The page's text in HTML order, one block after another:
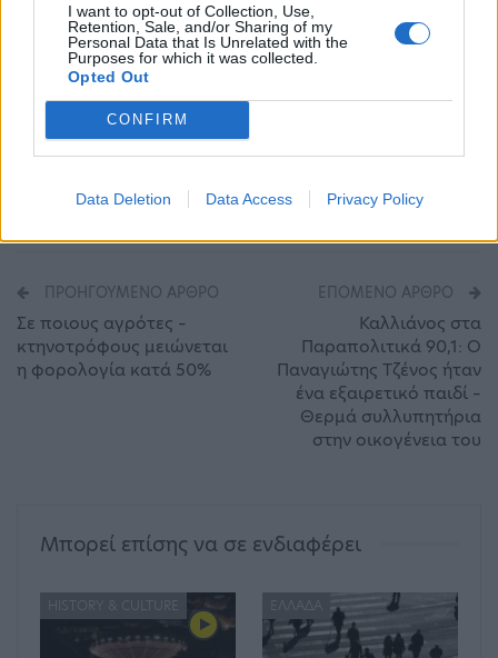
I want to opt-out of Collection, Use,
Retention, Sale, and/or Sharing of my
Personal Data that Is Unrelated with the
Purposes for which it was collected.
Opted Out
CONFIRM
Data Deletion Data Access Privacy Policy
ελλείψεις ΕΟΦ Φάρμακα Φιλίππου
ΠΡΟΗΓΟΎΜΕΝΟ ΆΡΘΡΟ
Σε ποιους αγρότες –
κτηνοτρόφους μειώνεται
η φορολογία κατά 50%
ΕΠΌΜΕΝΟ ΆΡΘΡΟ
Καλλιάνος στα
Παραπολιτικά 90,1: Ο
Παναγιώτης Τζένος ήταν
ένα εξαιρετικό παιδί –
Θερμά συλλυπητήρια
στην οικογένεια του
Μπορεί επίσης να σε ενδιαφέρει
HISTORY & CULTURE ΕΛΛΆΔΑ